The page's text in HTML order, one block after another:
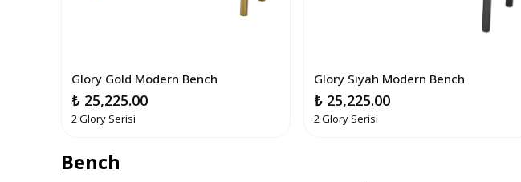
Glory Gold Modern Bench
₺ 25,225.00
2 Glory Serisi
Glory Siyah Modern Bench
₺ 25,225.00
2 Glory Serisi
Bench